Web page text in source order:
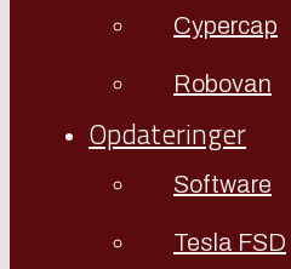
Cypercap
Robovan
Opdateringer
Software
Tesla FSD